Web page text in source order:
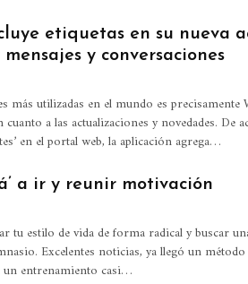
etiquetas en su nueva
y conversaciones
más utilizadas en el mundo es precisamente
a las actualizaciones y novedades. De
en el portal web, la aplicación agrega…
a ir y reunir motivación
tu estilo de vida de forma radical y buscar
Excelentes noticias, ya llegó un
un entrenamiento casi…